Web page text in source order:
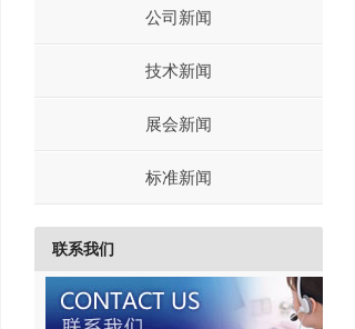
公司新闻
技术新闻
展会新闻
标准新闻
联系我们